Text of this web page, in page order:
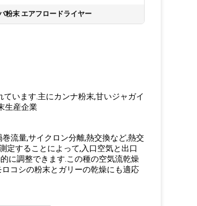
粉末 エアフロードライヤー
います.主にカンナ粉末,甘いジャガイ
生産企業
流量,サイクロン分離,熱交換など,熱交
定することによって,入口空気と出口
に調整できます.この種の空気流乾燥
コシの粉末とガリーの乾燥にも適応